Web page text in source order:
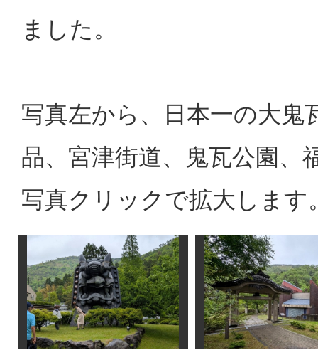
ました。
写真左から、日本一の大鬼
品、宮津街道、鬼瓦公園、
写真クリックで拡大します